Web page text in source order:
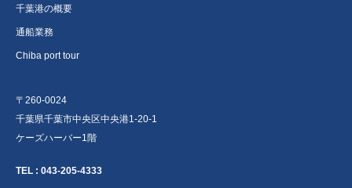
千葉港の概要
通船業務
Chiba port tour
〒260-0024
千葉県千葉市中央区中央港1-20-1
ケーズハーバー1階
TEL : 043-205-4333